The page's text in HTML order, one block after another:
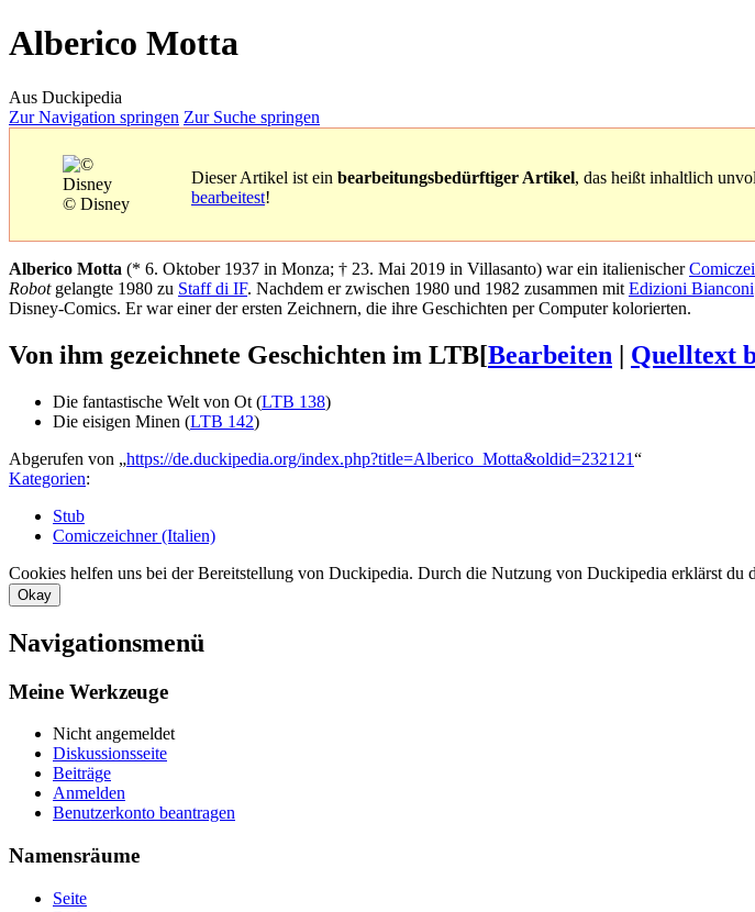
Alberico Motta
Aus Duckipedia
Zur Navigation springen Zur Suche springen
© Disney
Dieser Artikel ist ein bearbeitungsbedürftiger Artikel, das heißt inhaltlich
bearbeitest!
Alberico Motta (* 6. Oktober 1937 in Monza; † 23. Mai 2019 in Villasanto) war ein italienischer
Robotgelangte 1980 zu Staff di IF. Nachdem er zwischen 1980 und 1982 zusammen mit Edizioni Bianconi
Disney-Comics. Er war einer der ersten Zeichnern, die ihre Geschichten per Computer kolorierten.
Von ihm gezeichnete Geschichten im LTB[Bearbeiten | Quelltext
Die fantastische Welt von Ot (LTB 138)
Die eisigen Minen (LTB 142)
Abgerufen von „https://de.duckipedia.org/index.php?title=Alberico_Motta&oldid=232121“
Kategorien:
Stub
Comiczeichner (Italien)
Cookies helfen uns bei der Bereitstellung von Duckipedia. Durch die Nutzung von Duckipedia erklärst du
Okay
Navigationsmenü
Meine Werkzeuge
Nicht angemeldet
Diskussionsseite
Beiträge
Anmelden
Benutzerkonto beantragen
Namensräume
Seite